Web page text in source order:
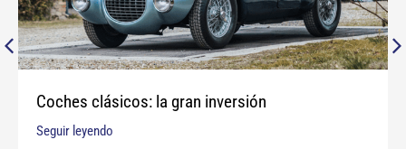
Coches clásicos: la gran inversión
Seguir leyendo